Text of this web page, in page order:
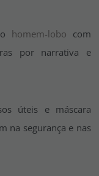
homem-lobo com
por narrativa e
úteis e máscara
na segurança e nas